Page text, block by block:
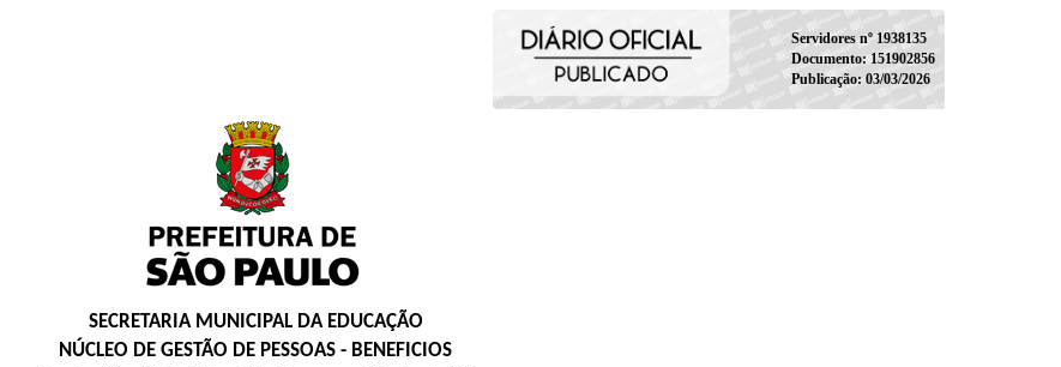
Servidores nº 1938135
Documento: 151902856
Publicação: 03/03/2026
SECRETARIA MUNICIPAL DA EDUCAÇÃO
NÚCLEO DE GESTÃO DE PESSOAS - BENEFICIOS